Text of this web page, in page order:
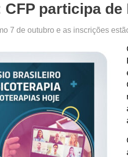
participa
7 de outubro e as inscrições